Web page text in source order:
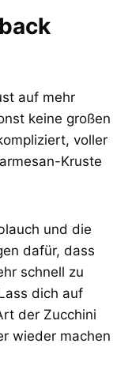
auf mehr
keine großen
voller
Kruste
und die
dafür, dass
schnell zu
dich auf
der Zucchini
wieder machen